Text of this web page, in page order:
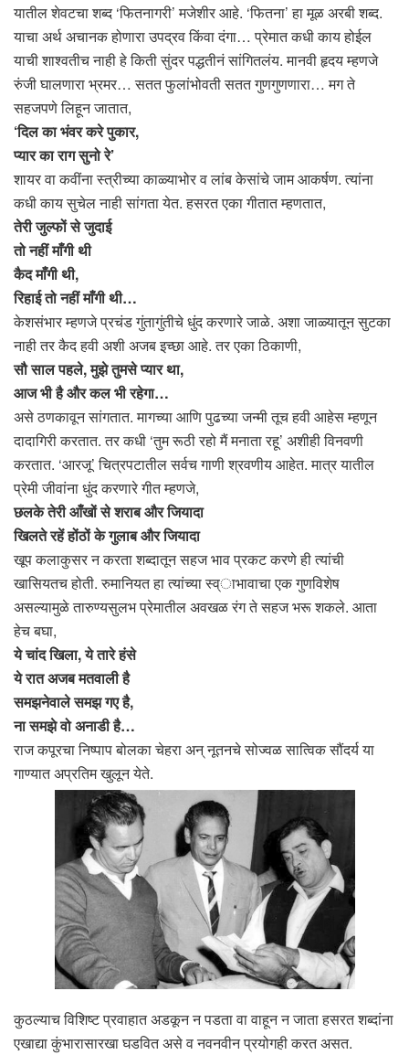
यातील शेवटचा शब्द ‘फितनागरी’ मजेशीर आहे. ‘फितना’ हा मूळ अरबी शब्द.
याचा अर्थ अचानक होणारा उपद्रव किंवा दंगा… प्रेमात कधी काय होईल
याची शाश्वतीच नाही हे किती सुंदर पद्धतीनं सांगितलंय. मानवी हृदय म्हणजे
रुंजी घालणारा भ्रमर… सतत फुलांभोवती सतत गुणगुणणारा… मग ते
सहजपणे लिहून जातात,
‘दिल का भंवर करे पुकार,
प्यार का राग सुनो रे’
शायर वा कवींना स्त्रीच्या काळ्याभोर व लांब केसांचे जाम आकर्षण. त्यांना
कधी काय सुचेल नाही सांगता येत. हसरत एका गीतात म्हणतात,
तेरी जुल्फों से जुदाई
तो नहीं माँगी थी
कैद माँगी थी,
रिहाई तो नहीं माँगी थी…
केशसंभार म्हणजे प्रचंड गुंतागुंतीचे धुंद करणारे जाळे. अशा जाळ्यातून सुटका
नाही तर कैद हवी अशी अजब इच्छा आहे. तर एका ठिकाणी,
सौ साल पहले, मुझे तुमसे प्यार था,
आज भी है और कल भी रहेगा…
असे ठणकावून सांगतात. मागच्या आणि पुढच्या जन्मी तूच हवी आहेस म्हणून
दादागिरी करतात. तर कधी ‘तुम रूठी रहो मैं मनाता रहू’ अशीही विनवणी
करतात. ‘आरजू’ चित्रपटातील सर्वच गाणी श्रवणीय आहेत. मात्र यातील
प्रेमी जीवांना धुंद करणारे गीत म्हणजे,
छलके तेरी आँखों से शराब और जियादा
खिलते रहें होंठों के गुलाब और जियादा
खूप कलाकुसर न करता शब्दातून सहज भाव प्रकट करणे ही त्यांची
खासियतच होती. रुमानियत हा त्यांच्या स्व्ाभावाचा एक गुणविशेष
असल्यामुळे तारुण्यसुलभ प्रेमातील अवखळ रंग ते सहज भरू शकले. आता
हेच बघा,
ये चांद खिला, ये तारे हंसे
ये रात अजब मतवाली है
समझनेवाले समझ गए है,
ना समझे वो अनाडी है…
राज कपूरचा निष्पाप बोलका चेहरा अन् नूतनचे सोज्वळ सात्विक सौंदर्य या
गाण्यात अप्रतिम खुलून येते.
कुठल्याच विशिष्ट प्रवाहात अडकून न पडता वा वाहून न जाता हसरत शब्दांना
एखाद्या कुंभारासारखा घडवित असे व नवनवीन प्रयोगही करत असत.